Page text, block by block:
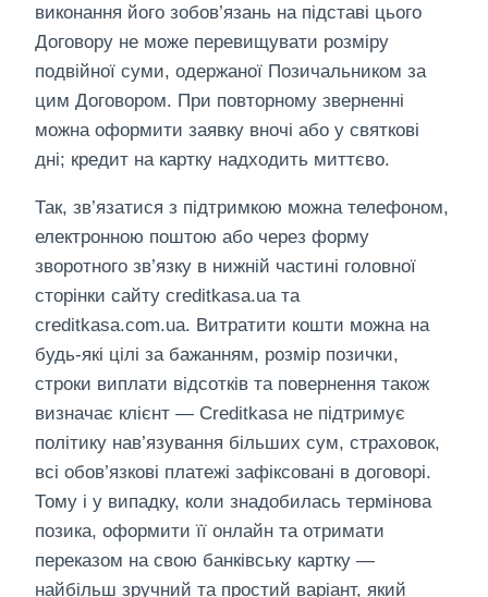
виконання його зобов’язань на підставі цього
Договору не може перевищувати розміру
подвійної суми, одержаної Позичальником за
цим Договором. При повторному зверненні
можна оформити заявку вночі або у святкові
дні; кредит на картку надходить миттєво.
Так, зв’язатися з підтримкою можна телефоном,
електронною поштою або через форму
зворотного зв’язку в нижній частині головної
сторінки сайту creditkasa.ua та
creditkasa.com.ua. Витратити кошти можна на
будь-які цілі за бажанням, розмір позички,
строки виплати відсотків та повернення також
визначає клієнт — Creditkasa не підтримує
політику нав’язування більших сум, страховок,
всі обов’язкові платежі зафіксовані в договорі.
Тому і у випадку, коли знадобилась термінова
позика, оформити її онлайн та отримати
переказом на свою банківську картку —
найбільш зручний та простий варіант, який